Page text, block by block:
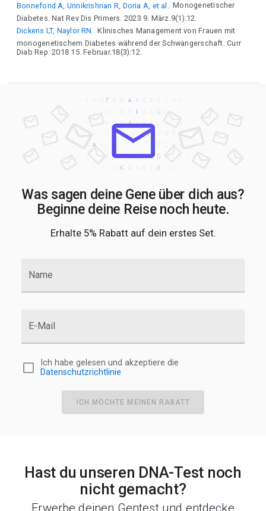
Bonnefond A, Unnikrishnan R, Doria A, et al.
Monogenetischer
Diabetes. Nat Rev Dis Primers. 2023 9. März.9(1):12.
Dickens LT, Naylor RN. Klinisches Management von Frauen mit
monogenetischem Diabetes während der Schwangerschaft. Curr
Diab Rep. 2018 15. Februar.18(3):12.
Was sagen deine Gene über dich aus?
Beginne deine Reise noch heute.
Erhalte 5% Rabatt auf dein erstes Set.
Name
E-Mail
Ich habe gelesen und akzeptiere die
Datenschutzrichtlinie
ICH MÖCHTE MEINEN RABATT
Hast du unseren DNA-Test noch
nicht gemacht?